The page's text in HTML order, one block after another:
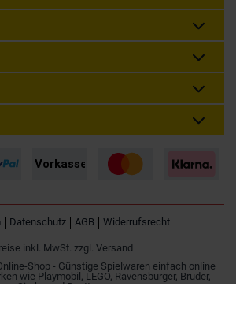
Datenschutz AGB Widerrufsrecht
inkl. MwSt. zzgl. Versand
Shop - Günstige Spielwaren einfach online
wie Playmobil, LEGO, Ravensburger, Bruder,
Simba und Besttoy.